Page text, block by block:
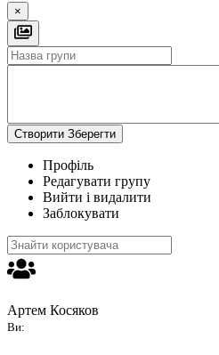
×
Створити Зберегти
Профіль
Редагувати групу
Вийти і видалити
Заблокувати
Артем Косяков
Ви: